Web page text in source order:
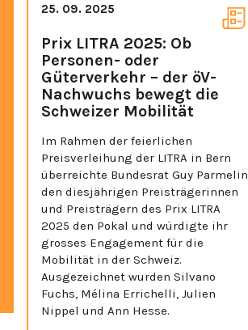
25. 09. 2025
Prix LITRA 2025: Ob
Personen- oder
Güterverkehr – der öV-
Nachwuchs bewegt die
Schweizer Mobilität
Im Rahmen der feierlichen
Preisverleihung der LITRA in Bern
überreichte Bundesrat Guy Parmelin
den diesjährigen Preisträgerinnen
und Preisträgern des Prix LITRA
2025 den Pokal und würdigte ihr
grosses Engagement für die
Mobilität in der Schweiz.
Ausgezeichnet wurden Silvano
Fuchs, Mélina Errichelli, Julien
Nippel und Ann Hesse.